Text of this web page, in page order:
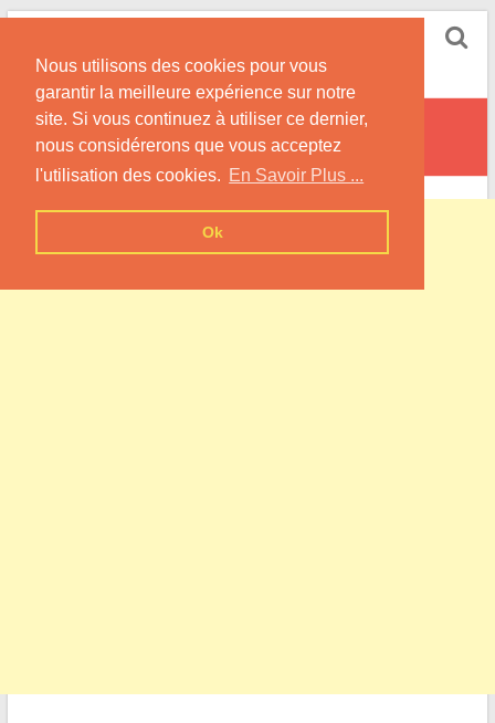
Nous utilisons des cookies pour vous
garantir la meilleure expérience sur notre
site. Si vous continuez à utiliser ce dernier,
nous considérerons que vous acceptez
l'utilisation des cookies. En Savoir Plus ...
Ok
Skip
content
Informations sur les Pompes à Chaleur
Aizier